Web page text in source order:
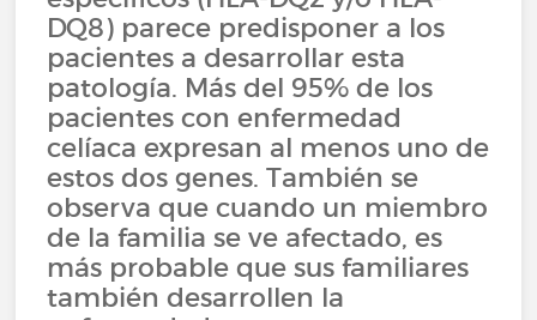
DQ8) parece predisponer a los
pacientes a desarrollar esta
patología. Más del 95% de los
pacientes con enfermedad
celíaca expresan al menos uno de
estos dos genes. También se
observa que cuando un miembro
de la familia se ve afectado, es
más probable que sus familiares
también desarrollen la